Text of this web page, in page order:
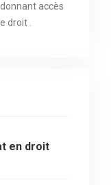
accès
droit .
en droit